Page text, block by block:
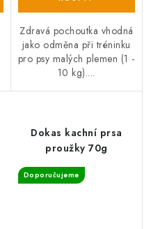
Zdravá pochoutka vhodná
jako odměna při tréninku
pro psy malých plemen (1 -
10 kg)....
Dokas kachní prsa
proužky 70g
Doporučujeme